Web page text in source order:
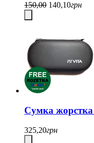
150,00 140,10грн
Сумка
325,20грн